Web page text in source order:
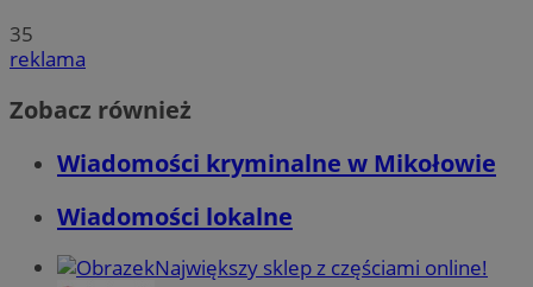
35
reklama
Zobacz również
Wiadomości kryminalne w Mikołowie
Wiadomości lokalne
Największy sklep z częściami online!